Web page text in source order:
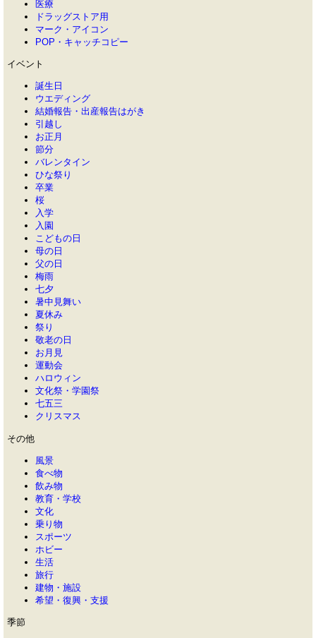
医療
ドラッグストア用
マーク・アイコン
POP・キャッチコピー
イベント
誕生日
ウエディング
結婚報告・出産報告はがき
引越し
お正月
節分
バレンタイン
ひな祭り
卒業
桜
入学
入園
こどもの日
母の日
父の日
梅雨
七夕
暑中見舞い
夏休み
祭り
敬老の日
お月見
運動会
ハロウィン
文化祭・学園祭
七五三
クリスマス
その他
風景
食べ物
飲み物
教育・学校
文化
乗り物
スポーツ
ホビー
生活
旅行
建物・施設
希望・復興・支援
季節